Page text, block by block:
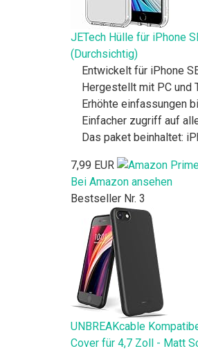
JETech Hülle für iPhone
(Durchsichtig)
Entwickelt für iPhone
Hergestellt mit PC und
Erhöhte einfassungen
Einfacher zugriff auf
Das paket beinhaltet:
7,99 EUR
Bei Amazon ansehen
Bestseller Nr. 3
UNBREAKcable
Cover für 4,7 Zoll - Matt